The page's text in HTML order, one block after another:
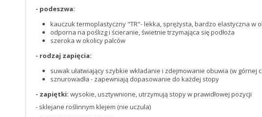
- podeszwa:
kauczuk termoplastyczny "TR"- lekka, sprężysta, bardzo elastyczna w
odporna na poślizg i ścieranie, świetnie trzymająca się podłoża
szeroka w okolicy palców
- rodzaj zapięcia:
suwak ułatwiający szybkie wkładanie i zdejmowanie obuwia (w
sznurowadła - zapewniają dopasowanie do każdej stopy
- zapiętki: wysokie, usztywnione, utrzymują stopy w prawidłowej pozycji
- sklejane roślinnym klejem (nie uczula)